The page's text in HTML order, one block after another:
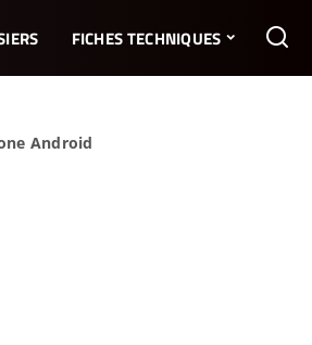
FICHES TECHNIQUES
Android